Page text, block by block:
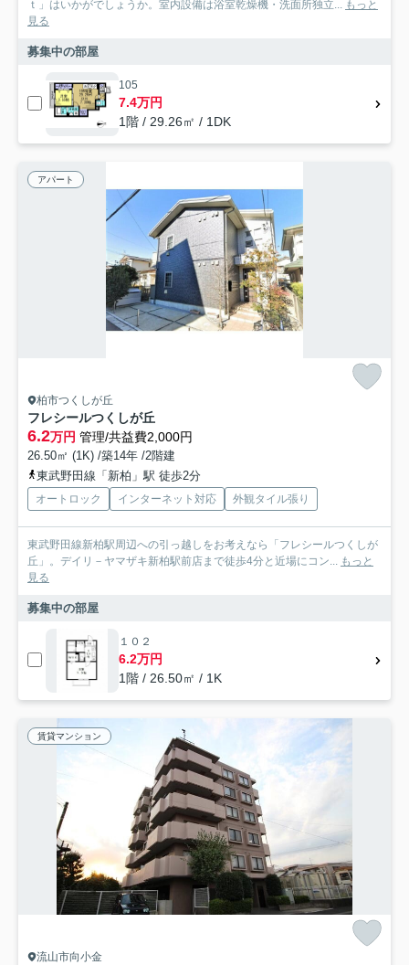
ｔ」はいかがでしょうか。室内設備は浴室乾燥機・洗面所独立... もっと
見る
募集中の部屋
105
7.4万円
1階 / 29.26㎡ / 1DK
アパート
柏市つくしが丘
フレシールつくしが丘
6.2万円 管理/共益費2,000円
26.50㎡ (1K) /築14年 /2階建
東武野田線「新柏」駅 徒歩2分
オートロック インターネット対応 外観タイル張り
東武野田線新柏駅周辺への引っ越しをお考えなら「フレシールつくしが
丘」。デイリ－ヤマザキ新柏駅前店まで徒歩4分と近場にコン... もっと
見る
募集中の部屋
１０２
6.2万円
1階 / 26.50㎡ / 1K
賃貸マンション
流山市向小金